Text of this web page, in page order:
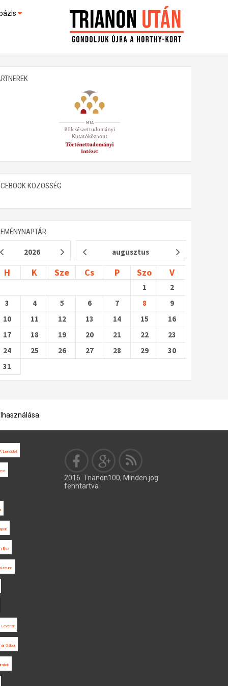
(feltöltés alatt)
KÖZÖSSÉG
2026 augusztus
H K Sze Cs P Szo V
1
2
3
4 5 6 7 8
9
10
11 12 13 14 15
16
17
18 19 20 21 22
23
24
25 26 27 28 29
30
31
Lendület
Éva
Levéltár
Gábor
2016. Trianon100, Minden jog
fenntartva